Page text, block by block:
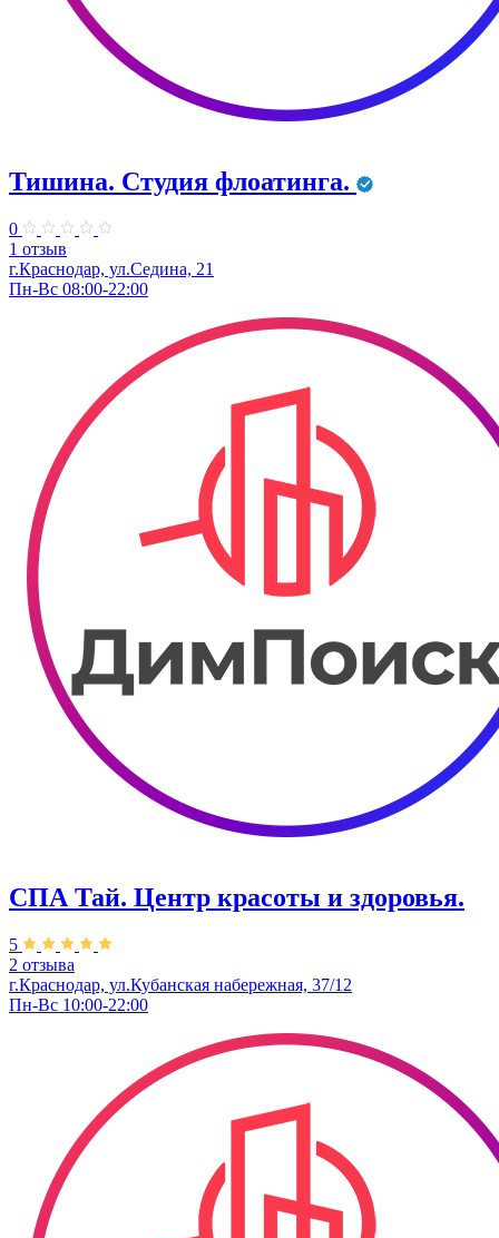
Тишина. Студия флоатинга.
0
1 отзыв
г.Краснодар, ул.Седина, 21
Пн-Вс 08:00-22:00
СПА Тай. Центр красоты и здоровья.
5
2 отзыва
г.Краснодар, ул.​Кубанская набережная, 37/12
Пн-Вс 10:00-22:00